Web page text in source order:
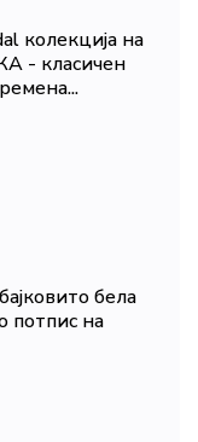
колекција на
- класичен
бела
потпис на